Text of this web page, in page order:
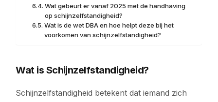
Wat gebeurt er vanaf 2025 met de handhaving
op schijnzelfstandigheid?
Wat is de wet DBA en hoe helpt deze bij het
voorkomen van schijnzelfstandigheid?
Wat is Schijnzelfstandigheid?
Schijnzelfstandigheid betekent dat iemand zich